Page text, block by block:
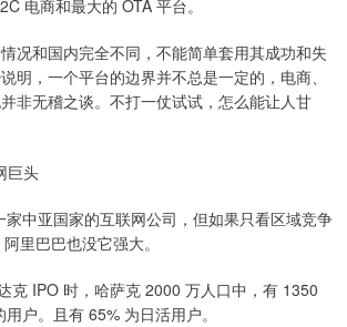
电商和最大的 OTA 平台。
况和国内完全不同，不能简单套用其成功和失
明，一个平台的边界并不总是一定的，电商、
非无稽之谈。不打一仗试试，怎么能让人甘
巨头
家中亚国家的互联网公司，但如果只看区域竞争
里巴巴也没它强大。
克 IPO 时，哈萨克 2000 万人口中，有 1350
户。且有 65% 为日活用户。